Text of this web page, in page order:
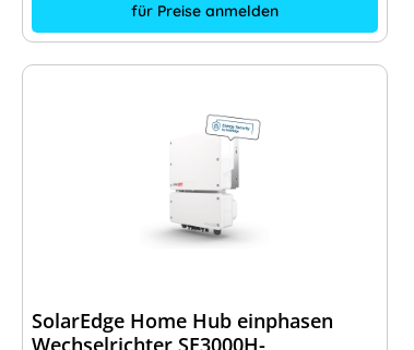
für Preise anmelden
SolarEdge Home Hub einphasen
Wechselrichter SE3000H-